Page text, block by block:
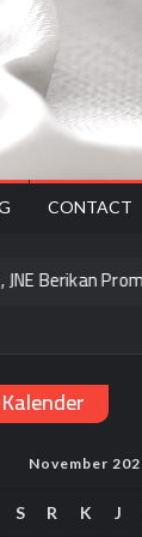
CONTACT
Promo Ongkir
Kalender
November
S R K J